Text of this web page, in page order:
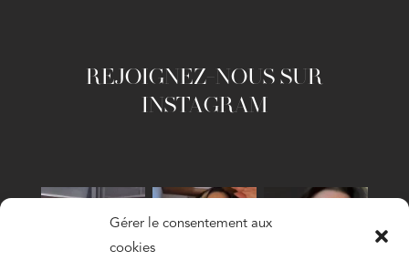
Gérer le consentement aux
cookies
REJOIGNEZ-NOUS SUR
INSTAGRAM